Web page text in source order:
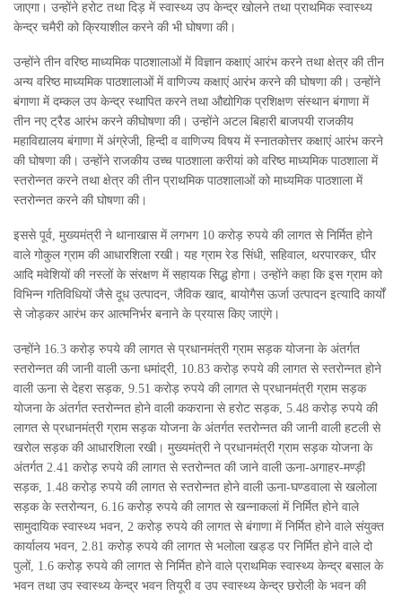
जाएगा। उन्होंने हरोट तथा दिड़ में स्वास्थ्य उप केन्द्र खोलने तथा प्राथमिक स्वास्थ्य
केन्द्र चमैरी को क्रियाशील करने की भी घोषणा की।
उन्होंने तीन वरिष्ठ माध्यमिक पाठशालाओं में विज्ञान कक्षाएं आरंभ करने तथा क्षेत्र की तीन
अन्य वरिष्ठ माध्यमिक पाठशालाओं में वाणिज्य कक्षाएं आरंभ करने की घोषणा की। उन्होंने
बंगाणा में दम्कल उप केन्द्र स्थापित करने तथा औद्योगिक प्रशिक्षण संस्थान बंगाणा में
तीन नए ट्रैड आरंभ करने कीघोषणा की। उन्होंने अटल बिहारी बाजपयी राजकीय
महाविद्यालय बंगाणा में अंग्रेजी, हिन्दी व वाणिज्य विषय में स्नातकोत्तर कक्षाएं आरंभ करने
की घोषणा की। उन्होंने राजकीय उच्च पाठशाला करीयां को वरिष्ठ माध्यमिक पाठशाला में
स्तरोन्नत करने तथा क्षेत्र की तीन प्राथमिक पाठशालाओं को माध्यमिक पाठशाला में
स्तरोन्नत करने की घोषणा की।
इससे पूर्व, मुख्यमंत्री ने थानाखास में लगभग 10 करोड़ रुपये की लागत से निर्मित होने
वाले गोकुल ग्राम की आधारशिला रखी। यह ग्राम रेड सिंधी, सहिवाल, थरपारकर, घीर
आदि मवेशियों की नस्लों के संरक्षण में सहायक सिद्ध होगा। उन्होंने कहा कि इस ग्राम को
विभिन्न गतिविधियों जैसे दूध उत्पादन, जैविक खाद, बायोगैस ऊर्जा उत्पादन इत्यादि कार्यों
से जोड़कर आरंभ कर आत्मनिर्भर बनाने के प्रयास किए जाएंगे।
उन्होंने 16.3 करोड़ रुपये की लागत से प्रधानमंत्री ग्राम सड़क योजना के अंतर्गत
स्तरोन्नत की जानी वाली ऊना धमांद्री, 10.83 करोड़ रुपये की लागत से स्तरोन्नत होने
वाली ऊना से देहरा सड़क, 9.51 करोड़ रुपये की लागत से प्रधानमंत्री ग्राम सड़क
योजना के अंतर्गत स्तरोन्नत होने वाली ककराना से हरोट सड़क, 5.48 करोड़ रुपये की
लागत से प्रधानमंत्री ग्राम सड़क योजना के अंतर्गत स्तरोन्नत की जानी वाली हटली से
खरोल सड़क की आधारशिला रखी। मुख्यमंत्री ने प्रधानमंत्री ग्राम सड़क योजना के
अंतर्गत 2.41 करोड़ रुपये की लागत से स्तरोन्नत की जाने वाली ऊना-अगाहर-मण्ड़ी
सड़क, 1.48 करोड़ रुपये की लागत से स्तरोन्नत होने वाली ऊना-घण्डवाला से खलोला
सड़क के स्तरोन्यन, 6.16 करोड़ रुपये की लागत से खन्नाकलां में निर्मित होने वाले
सामुदायिक स्वास्थ्य भवन, 2 करोड़ रुपये की लागत से बंगाणा में निर्मित होने वाले संयुक्त
कार्यालय भवन, 2.81 करोड़ रुपये की लागत से भलोला खड्ड पर निर्मित होने वाले दो
पुलों, 1.6 करोड़ रुपये की लागत से निर्मित होने वाले प्राथमिक स्वास्थ्य केन्द्र बसाल के
भवन तथा उप स्वास्थ्य केन्द्र भवन तियूरी व उप स्वास्थ्य केन्द्र छरोली के भवन की